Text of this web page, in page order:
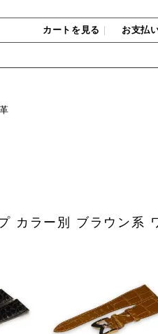
カートを見る お支払
カラー別 ブラウン系